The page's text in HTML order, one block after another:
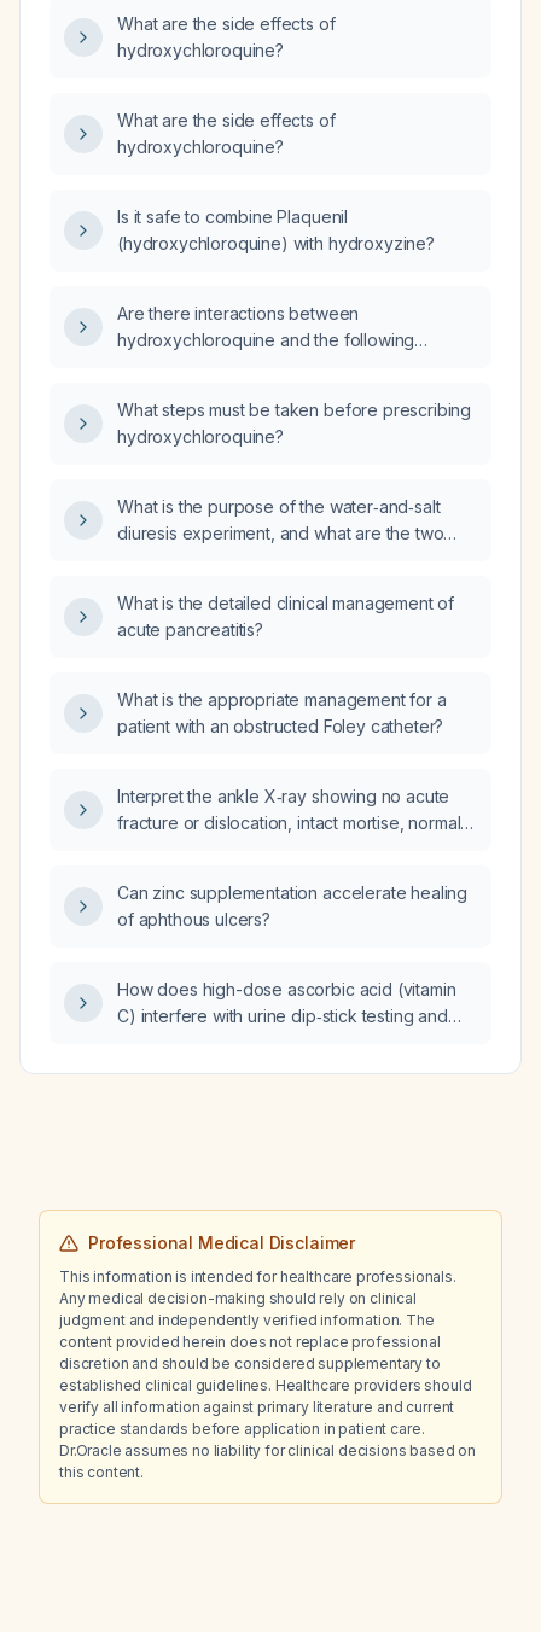
What are the side effects of
hydroxychloroquine?
What are the side effects of
hydroxychloroquine?
Is it safe to combine Plaquenil
(hydroxychloroquine) with hydroxyzine?
Are there interactions between
hydroxychloroquine and the following
(tirzepatide), Ubrelvy (ubrogepant)?
What steps must be taken before prescribing
hydroxychloroquine?
What is the purpose of the water‑and‑salt
diuresis experiment, and what are the two
What is the detailed clinical management of
acute pancreatitis?
What is the appropriate management for a
patient with an obstructed Foley catheter?
Interpret the ankle X‑ray showing no acute
fracture or dislocation, intact mortise, normal
for the chronic ankle sprain and recent toe
injury in a patient planning a 92‑mile trek and
Can zinc supplementation accelerate healing
of aphthous ulcers?
How does high-dose ascorbic acid (vitamin
C) interfere with urine dip‑stick testing and
collecting a urine sample?
Professional Medical Disclaimer
This information is intended for healthcare professionals.
Any medical decision-making should rely on clinical
judgment and independently verified information. The
content provided herein does not replace professional
discretion and should be considered supplementary to
established clinical guidelines. Healthcare providers should
verify all information against primary literature and current
practice standards before application in patient care.
Dr.Oracle assumes no liability for clinical decisions based on
this content.